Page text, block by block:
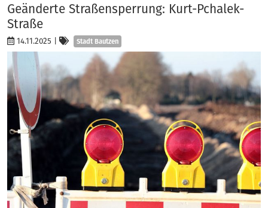
Geänderte Straßensperrung: Kurt-Pchalek-
Straße
14.11.2025 Kategorien
Stadt Bautzen